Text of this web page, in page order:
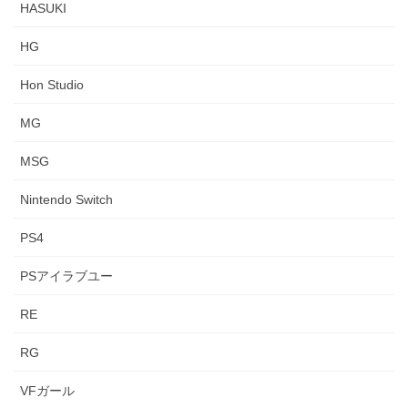
HASUKI
HG
Hon Studio
MG
MSG
Nintendo Switch
PS4
PSアイラブユー
RE
RG
VFガール